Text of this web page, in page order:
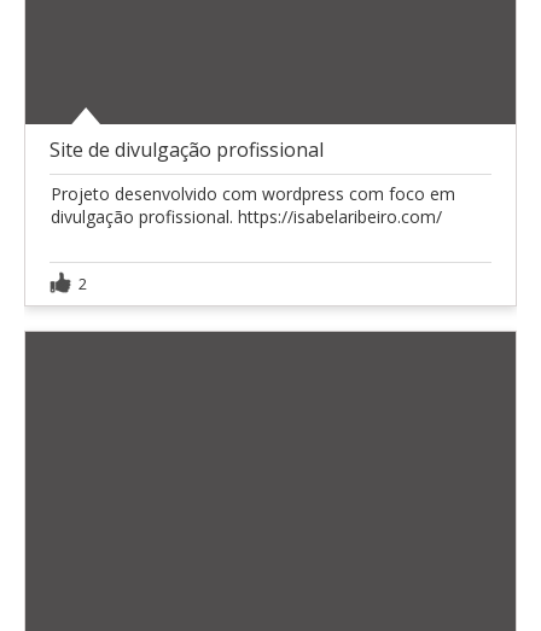
Site de divulgação profissional
Projeto desenvolvido com wordpress com foco em
divulgação profissional. https://isabelaribeiro.com/
2